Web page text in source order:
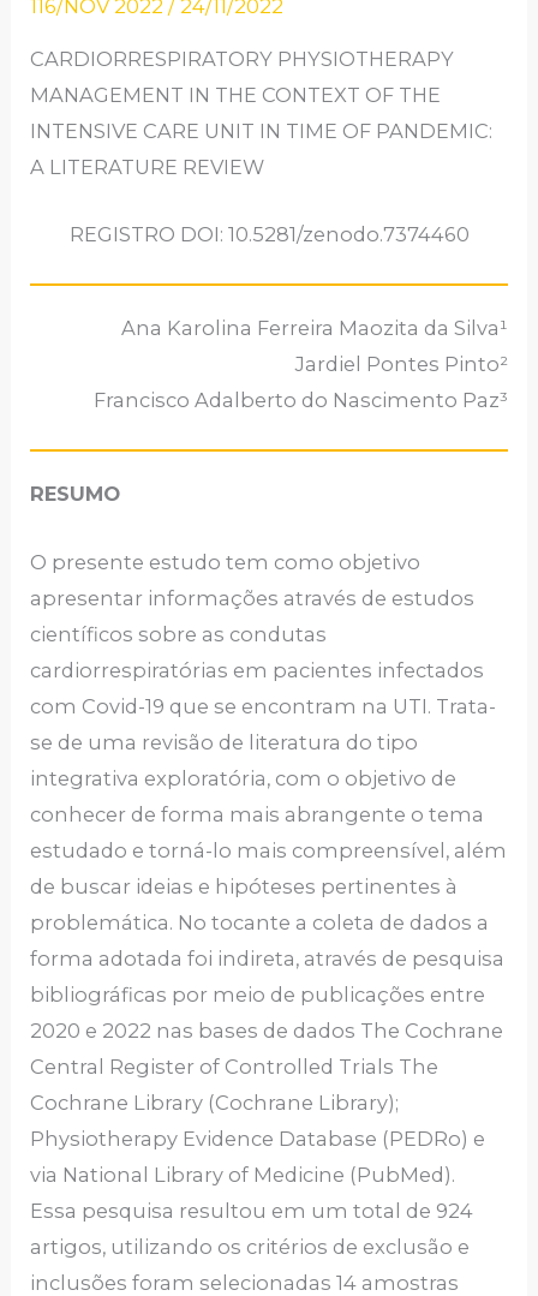
116/NOV 2022 /24/11/2022
CARDIORRESPIRATORY PHYSIOTHERAPY
MANAGEMENT IN THE CONTEXT OF THE
INTENSIVE CARE UNIT IN TIME OF PANDEMIC:
A LITERATURE REVIEW
REGISTRO DOI: 10.5281/zenodo.7374460
Ana Karolina Ferreira Maozita da Silva¹
Jardiel Pontes Pinto²
Francisco Adalberto do Nascimento Paz³
RESUMO
O presente estudo tem como objetivo
apresentar informações através de estudos
científicos sobre as condutas
cardiorrespiratórias em pacientes infectados
com Covid-19 que se encontram na UTI. Trata-
se de uma revisão de literatura do tipo
integrativa exploratória, com o objetivo de
conhecer de forma mais abrangente o tema
estudado e torná-lo mais compreensível, além
de buscar ideias e hipóteses pertinentes à
problemática. No tocante a coleta de dados a
forma adotada foi indireta, através de pesquisa
bibliográficas por meio de publicações entre
2020 e 2022 nas bases de dados The Cochrane
Central Register of Controlled Trials The
Cochrane Library (Cochrane Library);
Physiotherapy Evidence Database (PEDRo) e
via National Library of Medicine (PubMed).
Essa pesquisa resultou em um total de 924
artigos, utilizando os critérios de exclusão e
inclusões foram selecionadas 14 amostras